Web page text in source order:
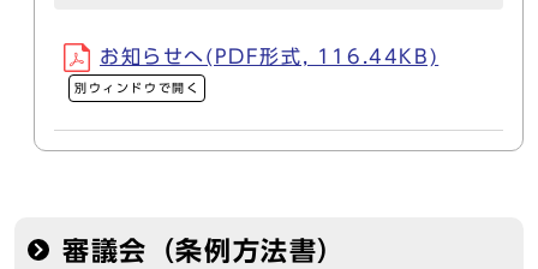
お知らせへ(PDF形式, 116.44KB)
別ウィンドウで開く
審議会（条例方法書）